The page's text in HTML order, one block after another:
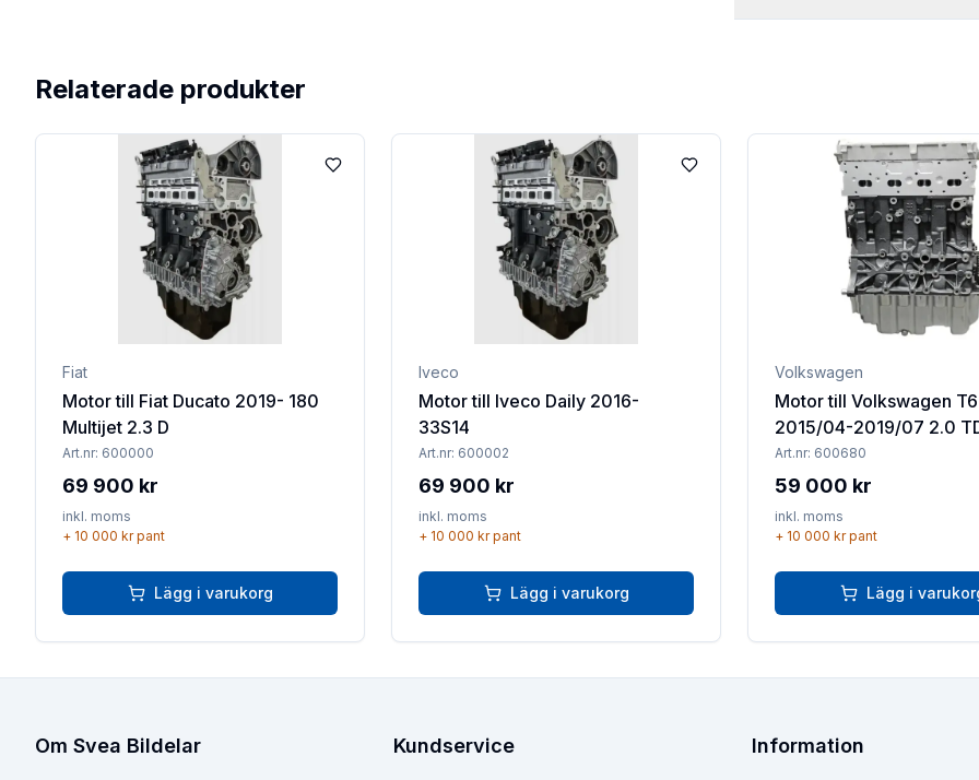
Relaterade produkter
Lägg till i favoriter
Fiat
Motor till Fiat Ducato 2019- 180
Multijet 2.3 D
Art.nr: 600000
69 900 kr
inkl. moms
+ 10 000 krpant
Lägg i varukorg
Lägg till i favoriter
Iveco
Motor till Iveco Daily 2016-
33S14
Art.nr: 600002
69 900 kr
inkl. moms
+ 10 000 krpant
Lägg i varukorg
Volkswagen
Motor till Volkswagen T6
2015/04-2019/07 2.0
Art.nr: 600680
59 000 kr
inkl. moms
+ 10 000 krpant
Lägg i
Om Svea Bildelar Kundservice Information